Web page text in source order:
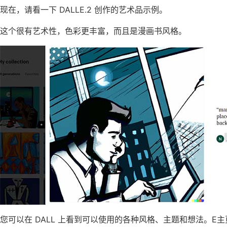
现在，请看一下 DALLE.2 创作的艺术品示例。
这个很有艺术性，色彩更丰富，而且是漫画书风格。
您可以在 DALL 上看到可以使用的各种风格、主题和想法。E主